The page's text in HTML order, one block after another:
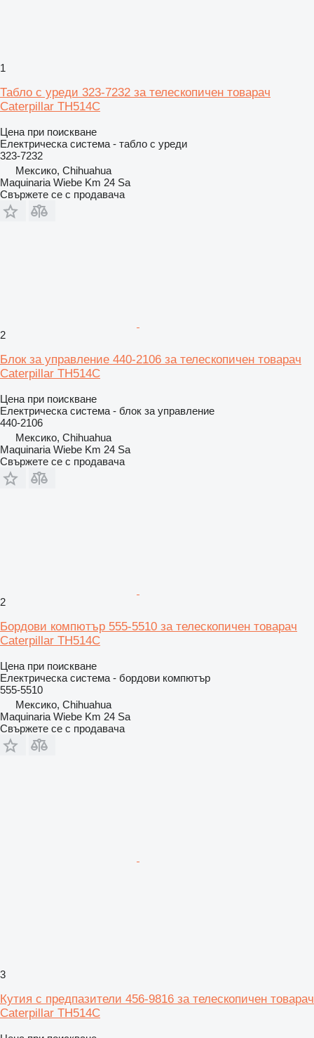
1
Табло с уреди 323-7232 за телескопичен товарач
Caterpillar TH514C
Цена при поискване
Електрическа система - табло с уреди
323-7232
Мексико, Chihuahua
Maquinaria Wiebe Km 24 Sa
Свържете се с продавача
2
Блок за управление 440-2106 за телескопичен товарач
Caterpillar TH514C
Цена при поискване
Електрическа система - блок за управление
440-2106
Мексико, Chihuahua
Maquinaria Wiebe Km 24 Sa
Свържете се с продавача
2
Бордови компютър 555-5510 за телескопичен товарач
Caterpillar TH514C
Цена при поискване
Електрическа система - бордови компютър
555-5510
Мексико, Chihuahua
Maquinaria Wiebe Km 24 Sa
Свържете се с продавача
3
Кутия с предпазители 456-9816 за телескопичен товарач
Caterpillar TH514C